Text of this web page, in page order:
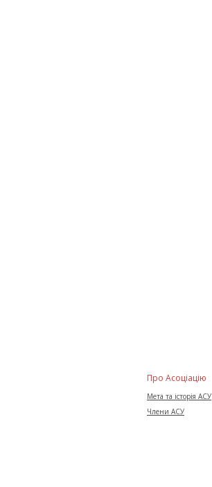
Про Асоціацію
Мета та історія АСУ
Члени АСУ